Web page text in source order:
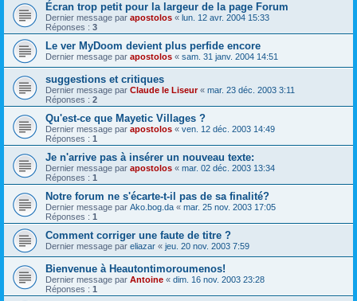
Écran trop petit pour la largeur de la page Forum
Dernier message par apostolos « lun. 12 avr. 2004 15:33
Réponses : 3
Le ver MyDoom devient plus perfide encore
Dernier message par apostolos « sam. 31 janv. 2004 14:51
suggestions et critiques
Dernier message par Claude le Liseur« mar. 23 déc. 2003 3:11
Réponses : 2
Qu'est-ce que Mayetic Villages ?
Dernier message par apostolos « ven. 12 déc. 2003 14:49
Réponses : 1
Je n'arrive pas à insérer un nouveau texte:
Dernier message par apostolos « mar. 02 déc. 2003 13:34
Réponses : 1
Notre forum ne s'écarte-t-il pas de sa finalité?
Dernier message par Ako.bog.da « mar. 25 nov. 2003 17:05
Réponses : 1
Comment corriger une faute de titre ?
Dernier message par eliazar « jeu. 20 nov. 2003 7:59
Bienvenue à Heautontimoroumenos!
Dernier message par Antoine « dim. 16 nov. 2003 23:28
Réponses : 1